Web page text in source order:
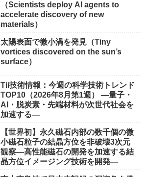
（Scientists deploy AI agents to
accelerate discovery of new
materials）
太陽表面で微小渦を発見（Tiny
vortices discovered on the sun’s
surface）
Tii技術情報：今週の科学技術トレンド
TOP10（2026年8月第1週） ―量子・
AI・脱炭素・先端材料が次世代社会を
加速する―
【世界初】永久磁石内部の数千個の微
小磁石粒子の結晶方位を非破壊3次元
観察―高性能磁石の開発を加速する結
晶方位イメージング技術を開発―